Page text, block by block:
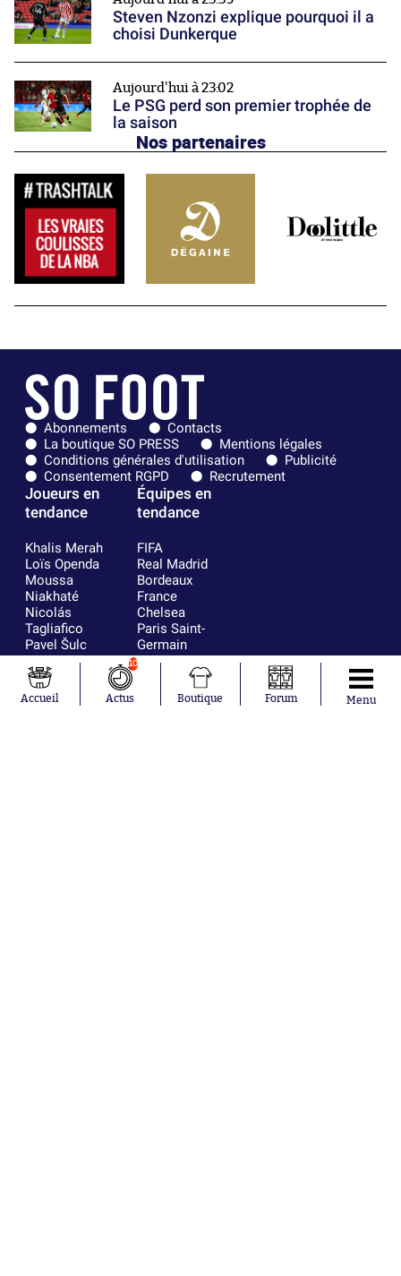
Steven Nzonzi explique pourquoi il a
choisi Dunkerque
Aujourd'hui à 23:02
Le PSG perd son premier trophée de
la saison
Nos partenaires
Abonnements
Contacts
La boutique SO PRESS
Mentions légales
Conditions générales d'utilisation
Publicité
Consentement RGPD
Recrutement
Joueurs en
tendance
Khalis Merah
Loïs Openda
Moussa
Niakhaté
Nicolás
Tagliafico
Pavel Šulc
Gauthier Hein
Lionel Messi
Gonzalo
García Torres
Équipes en
tendance
FIFA
Real Madrid
Bordeaux
France
Chelsea
Paris Saint-
Germain
Olympique
AC Milan
RC Strasbourg
Accueil
10
Actus Boutique Forum Menu